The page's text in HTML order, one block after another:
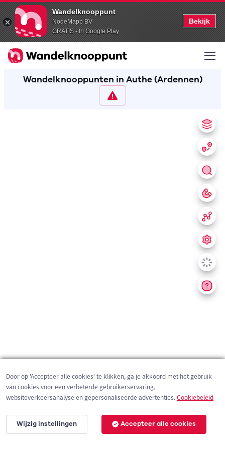
Wandelknooppunt
NodeMapp BV
GRATIS - In Google Play
Bekijk
Wandelknooppunten in Authe (Ardennen)
200 m
Door op 'Accepteer alle cookies' te klikken, ga je akkoord met het gebruik
van cookies voor een verbeterde gebruikerservaring,
websiteverkeersanalyse en gepersonaliseerde advertenties.Cookiebeleid
Wijzig instellingen Accepteer alle cookies